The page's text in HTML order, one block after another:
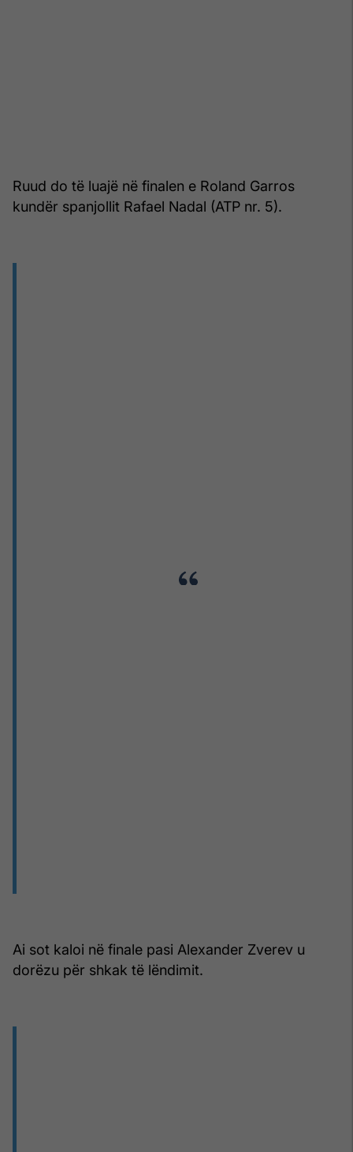
Ruud do të luajë në finalen e Roland Garros
kundër spanjollit Rafael Nadal (ATP nr. 5).
Ai sot kaloi në finale pasi Alexander Zverev u
dorëzu për shkak të lëndimit.